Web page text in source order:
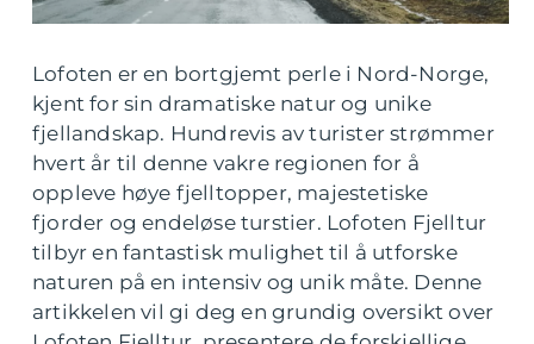
Lofoten er en bortgjemt perle i Nord-Norge,
kjent for sin dramatiske natur og unike
fjellandskap. Hundrevis av turister strømmer
hvert år til denne vakre regionen for å
oppleve høye fjelltopper, majestetiske
fjorder og endeløse turstier. Lofoten Fjelltur
tilbyr en fantastisk mulighet til å utforske
naturen på en intensiv og unik måte. Denne
artikkelen vil gi deg en grundig oversikt over